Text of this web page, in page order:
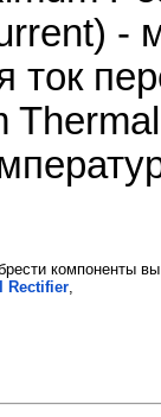
-
компоненты
Rectifier